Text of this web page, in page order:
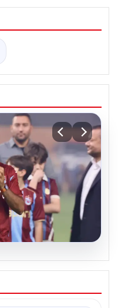
oynayacak mı?
neden yok?